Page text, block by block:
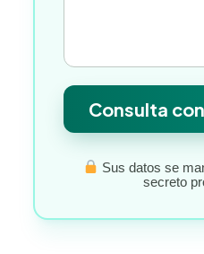
Consulta
Sus datos se
secreto